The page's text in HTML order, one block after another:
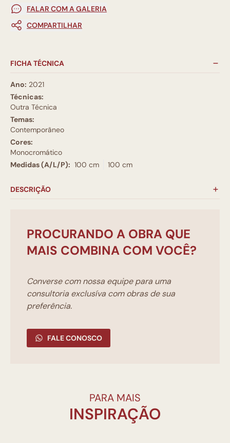
FALAR COM A GALERIA
COMPARTILHAR
FICHA TÉCNICA
Ano: 2021
Técnicas:
Outra Técnica
Temas:
Contemporâneo
Cores:
Monocromático
Medidas (A/L/P): 100 cm 100 cm
DESCRIÇÃO
PROCURANDO A OBRA QUE
MAIS COMBINA COM VOCÊ?
Converse com nossa equipe para uma
consultoria exclusíva com obras de sua
preferência.
FALE CONOSCO
PARA MAIS
INSPIRAÇÃO